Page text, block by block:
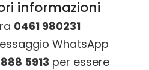
informazioni
0461 980231
WhatsApp
5913 per essere